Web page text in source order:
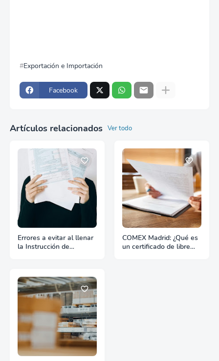
Exportación e Importación
Facebook
Artículos relacionados Ver todo
Errores a evitar al llenar
la Instrucción de
COMEX Madrid: ¿Qué es
un certificado de libre